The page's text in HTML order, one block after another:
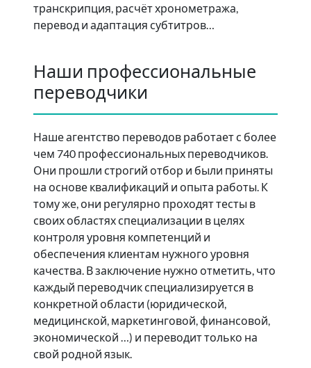
транскрипция, расчёт хронометража,
перевод и адаптация субтитров…
Наши профессиональные
переводчики
Наше агентство переводов работает с более
чем 740 профессиональных переводчиков.
Они прошли строгий отбор и были приняты
на основе квалификаций и опыта работы. К
тому же, они регулярно проходят тесты в
своих областях специализации в целях
контроля уровня компетенций и
обеспечения клиентам нужного уровня
качества. В заключение нужно отметить, что
каждый переводчик специализируется в
конкретной области (юридической,
медицинской, маркетинговой, финансовой,
экономической …) и переводит только на
свой родной язык.